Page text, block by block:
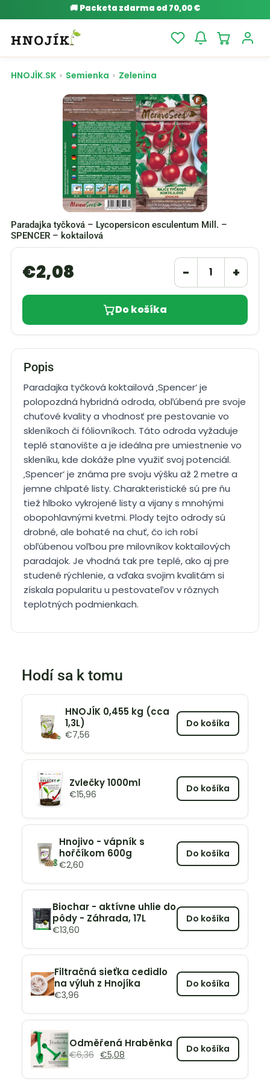
🚚 Packeta zdarma od 70,00 €
HNOJÍK.SK › Semienka › Zelenina
Paradajka tyčková – Lycopersicon esculentum Mill. –
SPENCER – koktailová
€2,08 − +
Do košíka
Popis
Paradajka tyčková koktailová ‚Spencer‘ je
polopozdná hybridná odroda, obľúbená pre svoje
chuťové kvality a vhodnosť pre pestovanie vo
skleníkoch či fóliovníkoch. Táto odroda vyžaduje
teplé stanovište a je ideálna pre umiestnenie vo
skleníku, kde dokáže plne využiť svoj potenciál.
‚Spencer‘ je známa pre svoju výšku až 2 metre a
jemne chlpaté listy. Charakteristické sú pre ňu
tiež hlboko vykrojené listy a vijany s mnohými
obopohlavnými kvetmi. Plody tejto odrody sú
drobné, ale bohaté na chuť, čo ich robí
obľúbenou voľbou pre milovníkov koktailových
paradajok. Je vhodná tak pre teplé, ako aj pre
studené rýchlenie, a vďaka svojim kvalitám si
získala popularitu u pestovateľov v rôznych
teplotných podmienkach.
Hodí sa k tomu
HNOJÍK 0,455 kg (cca
1,3L)
€7,56
Do košíka
Zvlečky 1000ml
€15,96 Do košíka
Hnojivo - vápník s
hořčíkom 600g
€2,60
Do košíka
Biochar - aktívne uhlie do
pôdy - Záhrada, 17L
€13,60
Do košíka
Filtračná sieťka cedidlo
na výluh z Hnojíka
€3,96
Do košíka
Odměřená Hraběnka
€6,36 €5,08 Do košíka